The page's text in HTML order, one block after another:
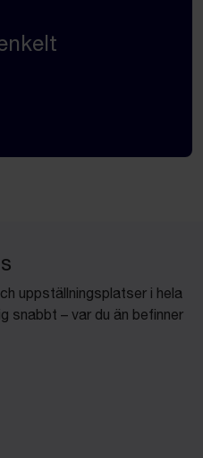
uppställningsplatser i hela
snabbt – var du än befinner